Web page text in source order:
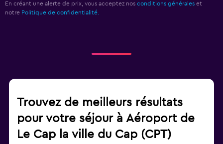
En créant une alerte de prix, vous acceptez nos conditions générales et
notre Politique de confidentialité.
Trouvez de meilleurs résultats
pour votre séjour à Aéroport de
Le Cap la ville du Cap (CPT)